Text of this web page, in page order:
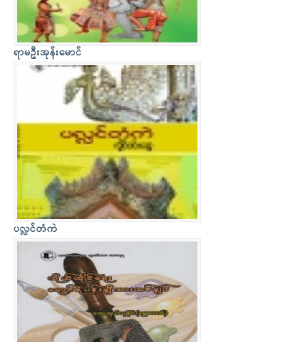
ရာမဦးအုန်းမောင်
ပလ္လင်တံကဲ